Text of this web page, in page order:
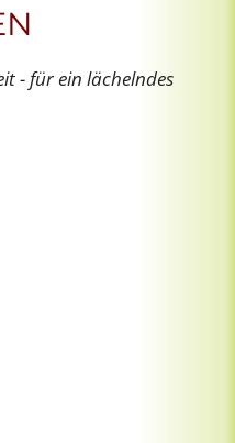
- für ein lächelndes